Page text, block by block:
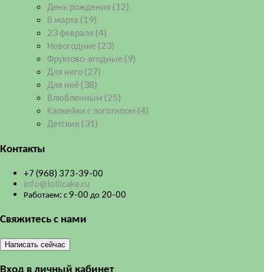
День рождения (12)
8 марта (19)
23 февраля (4)
Новогодние (23)
Фруктово-ягодные (9)
Для него (27)
Для неё (38)
Влюбленным (25)
Капкейки с логотипом (4)
Детские (31)
Контакты
+7 (968) 373-39-00
info@lollicake.ru
Работаем: с 9-00 до 20-00
Свяжитесь с нами
Написать сейчас
Вход в личный кабинет